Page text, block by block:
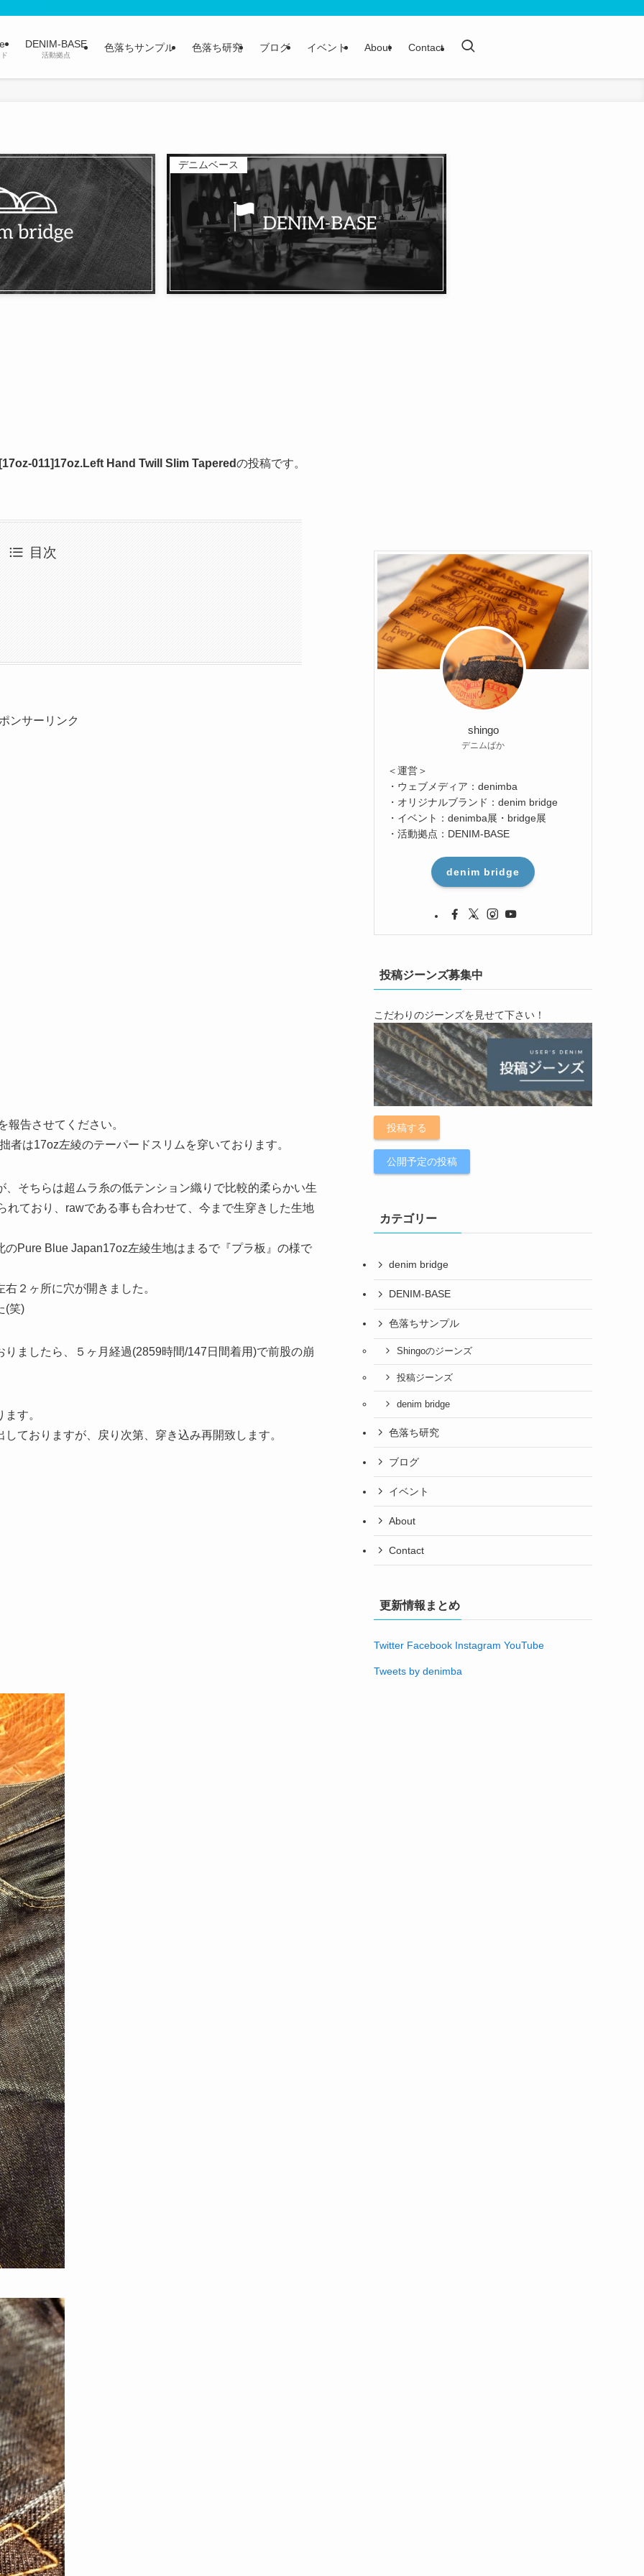
DENIM-BASE
活動拠点
色落ちサンプル 色落ち研究 ブログ イベント About Contact
デニムベース
011]17oz.Left Hand Twill Slim Taperedの投稿です。
目次
ンサーリンク
告させてください。
は17oz左綾のテーパードスリムを穿いております。
そちらは超ムラ糸の低テンション織りで比較的柔らかい生
ており、rawである事も合わせて、今まで生穿きした生地
Pure Blue Japan17oz左綾生地はまるで『プラ板』の様で
２ヶ所に穴が開きました。
(笑)
ましたら、５ヶ月経過(2859時間/147日間着用)で前股の崩
す。
ておりますが、戻り次第、穿き込み再開致します。
shingo
デニムばか
＜運営＞
・ウェブメディア：denimba
・オリジナルブランド：denim bridge
・イベント：denimba展・bridge展
・活動拠点：DENIM-BASE
denim bridge
投稿ジーンズ募集中
こだわりのジーンズを見せて下さい！
投稿する
公開予定の投稿
カテゴリー
denim bridge
DENIM-BASE
色落ちサンプル
Shingoのジーンズ
投稿ジーンズ
denim bridge
色落ち研究
ブログ
イベント
About
Contact
更新情報まとめ
Twitter Facebook Instagram YouTube
Tweets by denimba